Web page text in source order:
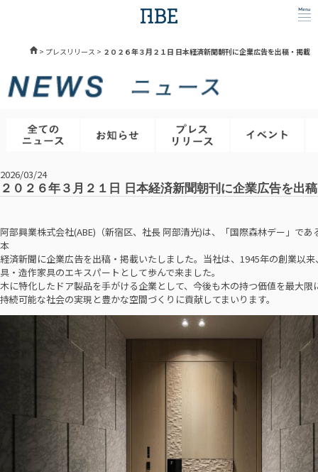
> プレスリリース > ２０２６年３月２１日 日本経済新聞朝刊に企業広告を出稿・掲載
2026/03/24
２０２６年３月２１日 日本経済新聞朝刊に企業広告を出
阿部興業株式会社(ABE)（新宿区、社長 阿部清光)は、「国際森林デー」であ
本
経済新聞に企業広告を出稿・掲載いたしました。当社は、1945年の創業以
具・造作家具のエキスパートとして歩んで来ました。
木に特化したドア製品を手がける企業として、今後も木の持つ価値を最大限
持続可能な社会の実現と豊かな空間づくりに貢献してまいります。